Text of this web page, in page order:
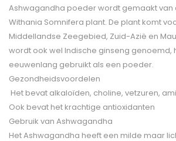
Ashwagandha poeder wordt gemaakt van
Withania Somnifera plant. De plant komt
Middellandse Zeegebied, Zuid-Azië en
wordt ook wel Indische ginseng genoemd,
eeuwenlang gebruikt als een poeder.
Gezondheidsvoordelen
Het bevat alkaloïden, choline, vetzuren,
Ook bevat het krachtige antioxidanten
Gebruik van Ashwagandha
Het Ashwagandha heeft een milde maar